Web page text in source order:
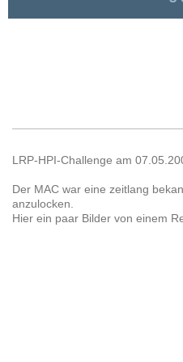
LRP-HPI-Challenge am
Der MAC war eine zeitlang
anzulocken.
Hier ein paar Bilder von einem